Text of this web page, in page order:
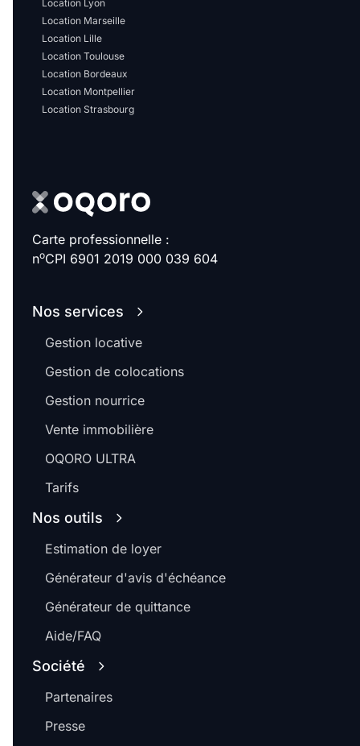
Location Lyon
Location Marseille
Location Lille
Location Toulouse
Location Bordeaux
Location Montpellier
Location Strasbourg
Carte professionnelle :
noCPI 6901 2019 000 039 604
Nos services
Gestion locative
Gestion de colocations
Gestion nourrice
Vente immobilière
OQORO ULTRA
Tarifs
Nos outils
Estimation de loyer
Générateur d'avis d'échéance
Générateur de quittance
Aide/FAQ
Société
Partenaires
Presse